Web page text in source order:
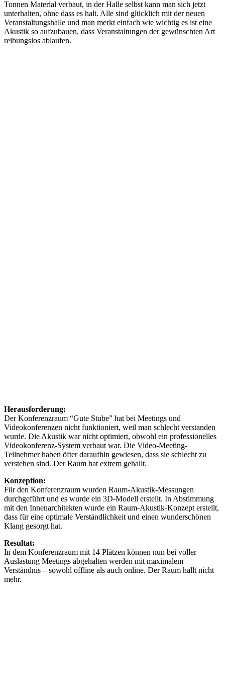
Tonnen Material verbaut, in der Halle selbst kann man sich jetzt
unterhalten, ohne dass es halt. Alle sind glücklich mit der neuen
Veranstaltungshalle und man merkt einfach wie wichtig es ist eine
Akustik so aufzubauen, dass Veranstaltungen der gewünschten Art
reibungslos ablaufen.
Herausforderung:
Der Konferenzraum “Gute Stube” hat bei Meetings und
Videokonferenzen nicht funktioniert, weil man schlecht verstanden
wurde. Die Akustik war nicht optimiert, obwohl ein professionelles
Videokonferenz-System verbaut war. Die Video-Meeting-
Teilnehmer haben öfter daraufhin gewiesen, dass sie schlecht zu
verstehen sind. Der Raum hat extrem gehallt.
Konzeption:
Für den Konferenzraum wurden Raum-Akustik-Messungen
durchgeführt und es wurde ein 3D-Modell erstellt. In Abstimmung
mit den Innenarchitekten wurde ein Raum-Akustik-Konzept erstellt,
dass für eine optimale Verständlichkeit und einen wunderschönen
Klang gesorgt hat.
Resultat:
In dem Konferenzraum mit 14 Plätzen können nun bei voller
Auslastung Meetings abgehalten werden mit maximalem
Verständnis – sowohl offline als auch online. Der Raum hallt nicht
mehr.